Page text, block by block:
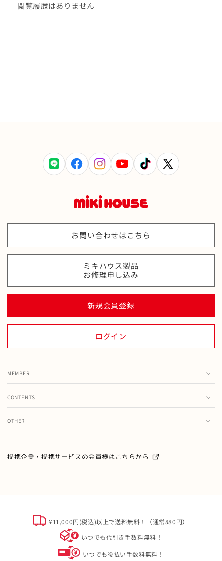
閲覧履歴はありません
LINE FacebookInstagramYouTube TikTok
X
(Twitter)
お問い合わせはこちら
ミキハウス製品
お修理申し込み
新規会員登録
ログイン
MEMBER
注文履歴
メールマガジン
CONTENTS
て
OTHER
ご利用ガイド
個人情報について
ソーシャルメディアポリシー
提携企業・提携サービスの会員様はこちらから
¥11,000円(税込)以上で送料無料！（通常880円）
いつでも代引き手数料無料！
いつでも後払い手数料無料！